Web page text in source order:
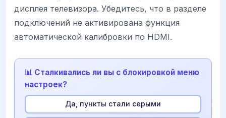
дисплея телевизора. Убедитесь, что в разделе
подключений не активирована функция
автоматической калибровки по HDMI.
📊 Сталкивались ли вы с блокировкой меню
настроек?
Да, пункты стали серыми